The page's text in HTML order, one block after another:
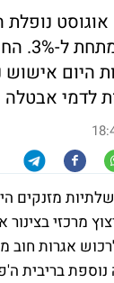
האג"ח ל-3
היום אישוש
לדמי אבטלה
מזנקים
מרכזי
אגרות חוב